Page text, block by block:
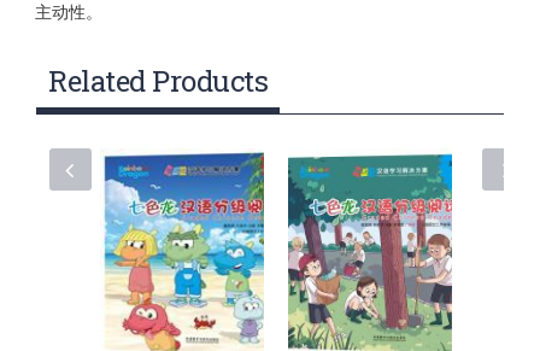
主动性。
Related Products